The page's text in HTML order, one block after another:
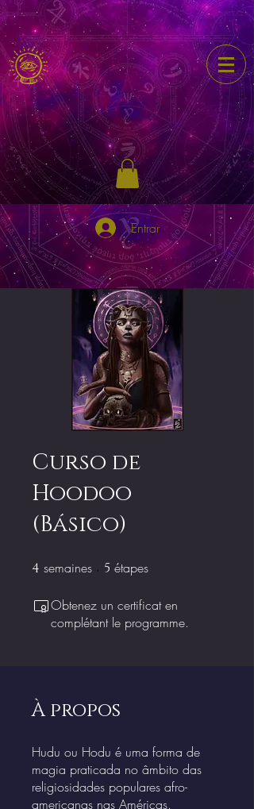
Entrar
Curso de
Hoodoo
(Básico)
4 semaines 4 semaines
5 étapes
Obtenez un certificat en
complétant le programme.
À propos
Hudu ou Hodu é uma forma de
magia praticada no âmbito das
religiosidades populares afro-
americanas nas Américas.